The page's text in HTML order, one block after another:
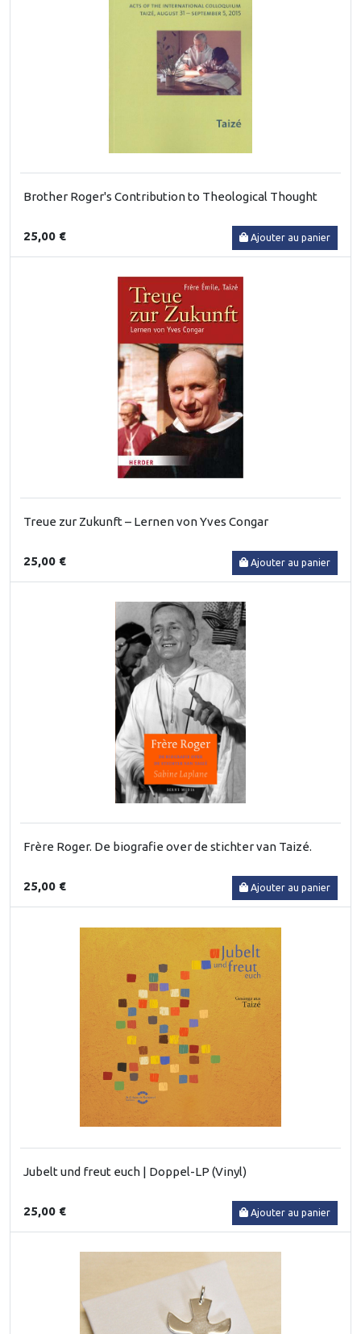
Brother Roger's Contribution to Theological Thought
25,00 € Ajouter au panier
Treue zur Zukunft – Lernen von Yves Congar
25,00 € Ajouter au panier
Frère Roger. De biografie over de stichter van Taizé.
25,00 € Ajouter au panier
Jubelt und freut euch | Doppel-LP (Vinyl)
25,00 € Ajouter au panier